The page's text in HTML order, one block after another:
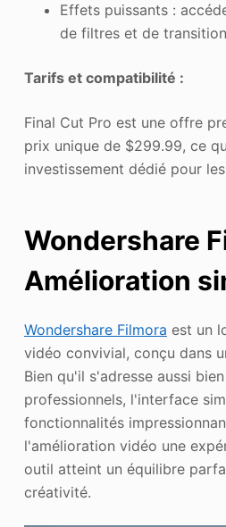
Effets puissants :
de filtres et de
Tarifs et compatibilité :
Final Cut Pro est une offre
prix unique de $299.99, ce
investissement dédié pour
Wondershare
Amélioration
Wondershare Filmora est un
vidéo convivial, conçu dans
Bien qu'il s'adresse aussi
professionnels, l'interface
fonctionnalités
l'amélioration vidéo une
outil atteint un équilibre
créativité.